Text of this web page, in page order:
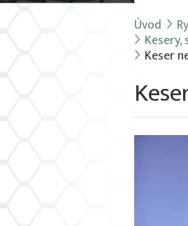
Úvod
Kesery,
Keser